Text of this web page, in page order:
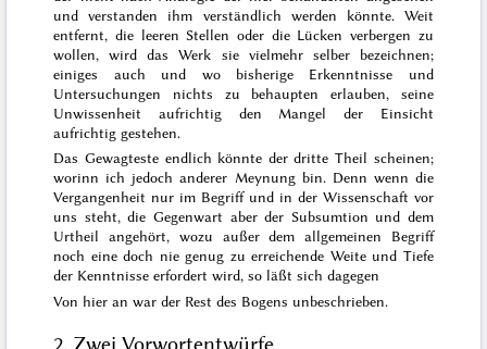
undverstanden ihm verständlich werden könnte. Weit
entfernt, die leeren Stellen oder die Lücken verbergen zu
wollen, wird das Werk sie vielmehr selber bezeichnen;
einiges auch und wo bisherige Erkenntnisse und
Untersuchungen nichts zu behaupten erlauben, seine
Unwissenheit aufrichtig den Mangel der Einsicht
aufrichtig gestehen.
Das Gewagteste endlich könnte der dritte Theil scheinen;
worinn ich jedoch anderer Meynung bin. Denn wenn die
Vergangenheit nur im Begriff und in der Wissenschaft vor
uns steht, die Gegenwart aber der Subsumtion und dem
Urtheil angehört, wozu außer dem allgemeinen Begriff
noch eine doch nie genug zu erreichende Weite und Tiefe
der Kenntnisse erfordert wird, so läßt sich dagegen
Von hier an war der Rest des Bogens unbeschrieben.